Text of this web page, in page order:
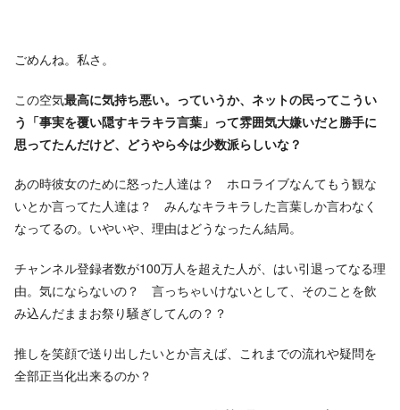
ごめんね。私さ。
この空気最高に気持ち悪い。っていうか、ネットの民ってこうい
う「事実を覆い隠すキラキラ言葉」って雰囲気大嫌いだと勝手に
思ってたんだけど、どうやら今は少数派らしいな？
あの時彼女のために怒った人達は？ ホロライブなんてもう観な
いとか言ってた人達は？ みんなキラキラした言葉しか言わなく
なってるの。いやいや、理由はどうなったん結局。
チャンネル登録者数が100万人を超えた人が、はい引退ってなる理
由。気にならないの？ 言っちゃいけないとして、そのことを飲
み込んだままお祭り騒ぎしてんの？？
推しを笑顔で送り出したいとか言えば、これまでの流れや疑問を
全部正当化出来るのか？